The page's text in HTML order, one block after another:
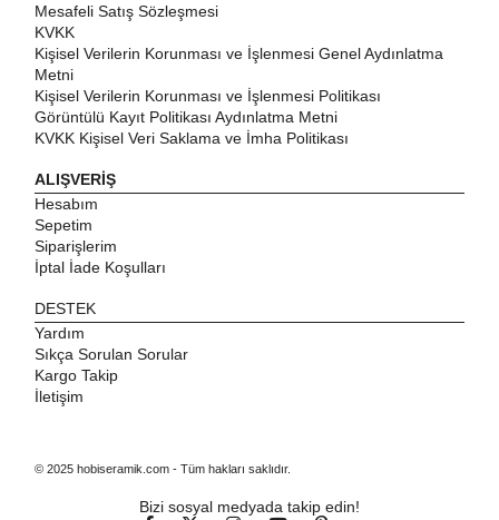
Mesafeli Satış Sözleşmesi
KVKK
Kişisel Verilerin Korunması ve İşlenmesi Genel Aydınlatma
Metni
Kişisel Verilerin Korunması ve İşlenmesi Politikası
Görüntülü Kayıt Politikası Aydınlatma Metni
KVKK Kişisel Veri Saklama ve İmha Politikası
ALIŞVERİŞ
Hesabım
Sepetim
Siparişlerim
İptal İade Koşulları
DESTEK
Yardım
Sıkça Sorulan Sorular
Kargo Takip
İletişim
© 2025 hobiseramik.com - Tüm hakları saklıdır.
Bizi sosyal medyada takip edin!